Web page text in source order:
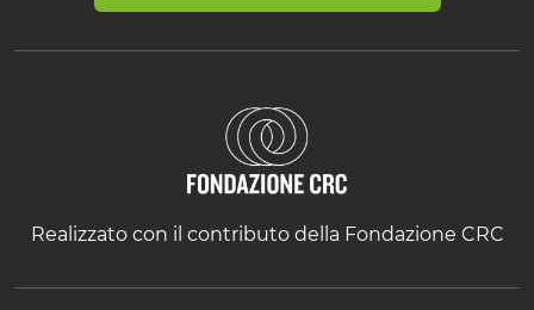
Realizzato con il contributo della Fondazione CRC